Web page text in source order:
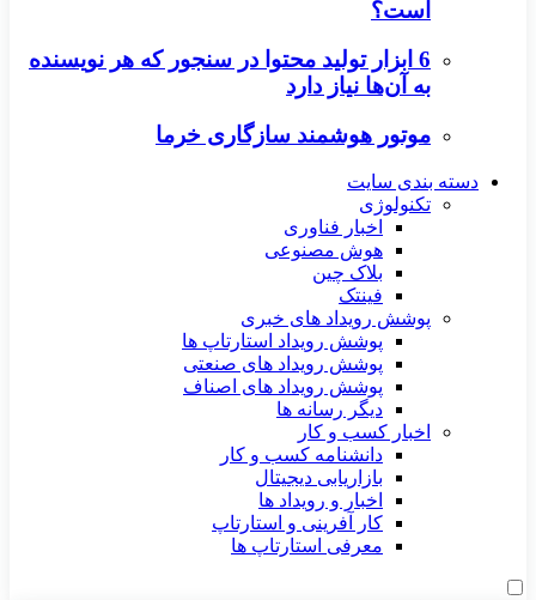
است؟
6 ابزار تولید محتوا در سنجور که هر نویسنده
به آن‌ها نیاز دارد
موتور هوشمند سازگاری خرما
دسته بندی سایت
تکنولوژی
اخبار فناوری
هوش مصنوعی
بلاک چین
فینتک
پوشش رویداد های خبری
پوشش رویداد استارتاپ ها
پوشش رویداد های صنعتی
پوشش رویداد های اصناف
دیگر رسانه ها
اخبار کسب و کار
دانشنامه کسب و کار
بازاریابی دیجیتال
اخبار و رویداد ها
کار آفرینی و استارتاپ
معرفی استارتاپ ها